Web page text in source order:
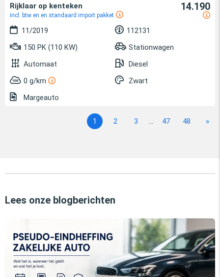
Rijklaar op kenteken
incl. btw en en standaard import pakket
14.190
11/2019
112131
150 PK (110 KW)
Stationwagen
Automaat
Diesel
0 g/km
Zwart
Margeauto
1 2 3 ... 47 48 »
Lees onze blogberichten